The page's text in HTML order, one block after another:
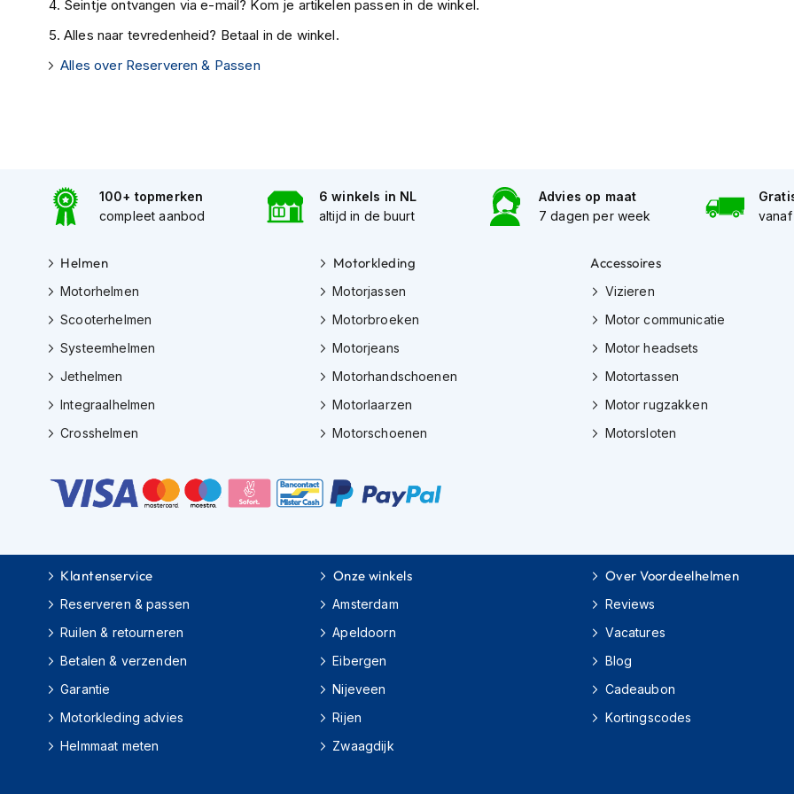
Gore-
Motorpakken
Heren
Dames
motorpak
Tweedelig
motorpak
Motorhoodies
Onderkleding
helmmutsen
windcollars
Verwarmde
onderkleding
Seintje ontvangen via e-mail? Kom je artikelen passen in de winkel.
Alles naar tevredenheid? Betaal in de winkel.
Alles over Reserveren & Passen
100+ topmerken
compleet aanbod
6 winkels in NL
altijd in de buurt
Advies op maat
7 dagen per week
vanaf
Helmen
Motorhelmen
Scooterhelmen
Systeemhelmen
Jethelmen
Integraalhelmen
Crosshelmen
Motorkleding
Motorjassen
Motorbroeken
Motorjeans
Motorhandschoenen
Motorlaarzen
Motorschoenen
Accessoires
Vizieren
Motor communicatie
Motor headsets
Motortassen
Motor rugzakken
Motorsloten
Klantenservice
Reserveren & passen
Ruilen & retourneren
Betalen & verzenden
Garantie
Motorkleding advies
Helmmaat meten
Onze winkels
Amsterdam
Apeldoorn
Eibergen
Nijeveen
Rijen
Zwaagdijk
Over Voordeelhelmen
Reviews
Vacatures
Blog
Cadeaubon
Kortingscodes